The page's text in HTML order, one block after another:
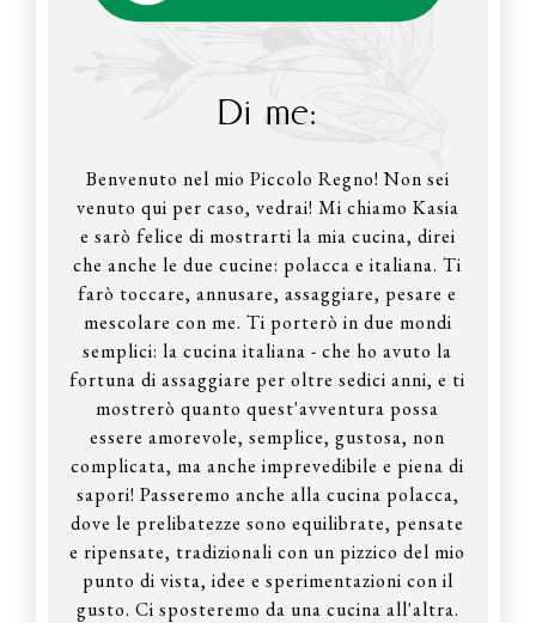
Di me:
Benvenuto nel mio Piccolo Regno! Non sei
venuto qui per caso, vedrai! Mi chiamo Kasia
e sarò felice di mostrarti la mia cucina, direi
che anche le due cucine: polacca e italiana. Ti
farò toccare, annusare, assaggiare, pesare e
mescolare con me. Ti porterò in due mondi
semplici: la cucina italiana - che ho avuto la
fortuna di assaggiare per oltre sedici anni, e ti
mostrerò quanto quest'avventura possa
essere amorevole, semplice, gustosa, non
complicata, ma anche imprevedibile e piena di
sapori! Passeremo anche alla cucina polacca,
dove le prelibatezze sono equilibrate, pensate
e ripensate, tradizionali con un pizzico del mio
punto di vista, idee e sperimentazioni con il
gusto. Ci sposteremo da una cucina all'altra.